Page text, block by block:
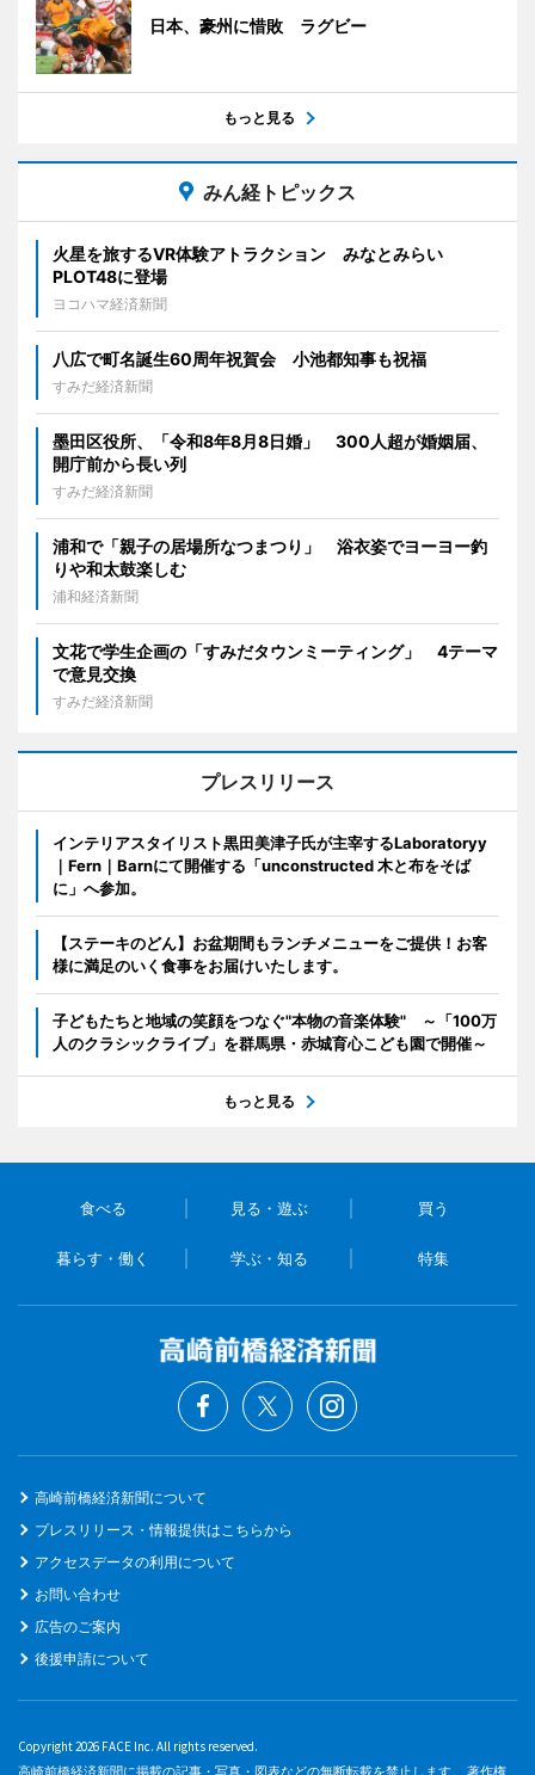
日本、豪州に惜敗 ラグビー
もっと見る
みん経トピックス
火星を旅するVR体験アトラクション みなとみらい
PLOT48に登場
ヨコハマ経済新聞
八広で町名誕生60周年祝賀会 小池都知事も祝福
すみだ経済新聞
墨田区役所、「令和8年8月8日婚」 300人超が婚姻届、
開庁前から長い列
すみだ経済新聞
浦和で「親子の居場所なつまつり」 浴衣姿でヨーヨー釣
りや和太鼓楽しむ
浦和経済新聞
文花で学生企画の「すみだタウンミーティング」 4テーマ
で意見交換
すみだ経済新聞
プレスリリース
インテリアスタイリスト黒田美津子氏が主宰するLaboratoryy
｜Fern｜Barnにて開催する「unconstructed 木と布をそば
に」へ参加。
【ステーキのどん】お盆期間もランチメニューをご提供！お客
様に満足のいく食事をお届けいたします。
子どもたちと地域の笑顔をつなぐ"本物の音楽体験" ～「100万
人のクラシックライブ」を群馬県・赤城育心こども園で開催～
もっと見る
食べる 見る・遊ぶ 買う
暮らす・働く 学ぶ・知る 特集
高崎前橋経済新聞について
プレスリリース・情報提供はこちらから
アクセスデータの利用について
お問い合わせ
広告のご案内
後援申請について
Copyright 2026 FACE Inc. All rights reserved.
高崎前橋経済新聞に掲載の記事・写真・図表などの無断転載を禁止します。 著作権